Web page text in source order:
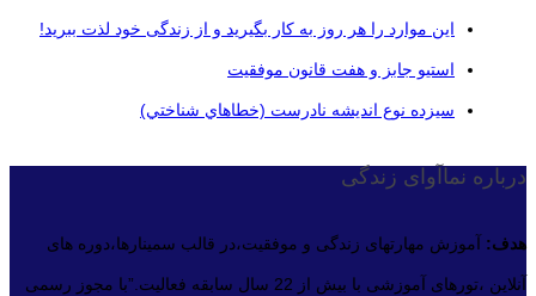
این موارد را هر روز به کار بگیرید و از زندگی خود لذت ببرید!
استیو جابز و هفت قانون موفقیت
سيزده نوع انديشه نادرست (خطاهاي شناختي)
درباره نماآوای زندگی
هدف: آموزش مهارتهای زندگی و موفقیت،در قالب سمینارها،دوره های
آنلاین ،تورهای آموزشی با بیش از 22 سال سابقه فعالیت.”با مجوز رسمی